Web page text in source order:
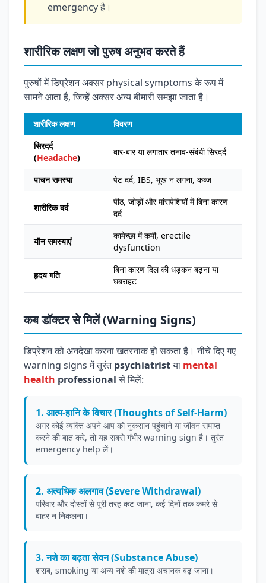
emergency है।
शारीरिक लक्षण जो पुरुष अनुभव करते हैं
पुरुषों में डिप्रेशन अक्सर physical symptoms के रूप में
सामने आता है, जिन्हें अक्सर अन्य बीमारी समझा जाता है।
शारीरिक लक्षण
विवरण
सिरदर्द
(Headache)
बार-बार या लगातार तनाव-संबंधी सिरदर्द
पाचन समस्या पेट दर्द, IBS, भूख न लगना, कब्ज़
शारीरिक दर्द
पीठ, जोड़ों और मांसपेशियों में बिना कारण
दर्द
यौन समस्याएं
कामेच्छा में कमी, erectile
dysfunction
हृदय गति
बिना कारण दिल की धड़कन बढ़ना या
घबराहट
कब डॉक्टर से मिलें (Warning Signs)
डिप्रेशन को अनदेखा करना खतरनाक हो सकता है। नीचे दिए गए
warning signs में तुरंतpsychiatristया mental
health professionalसे मिलें:
1. आत्म-हानि के विचार (Thoughts of Self-Harm)
अगर कोई व्यक्ति अपने आप को नुकसान पहुंचाने या जीवन समाप्त
करने की बात करे, तो यह सबसे गंभीर warning sign है। तुरंत
emergency help लें।
2. अत्यधिक अलगाव (Severe Withdrawal)
परिवार और दोस्तों से पूरी तरह कट जाना, कई दिनों तक कमरे से
बाहर न निकलना।
3. नशे का बढ़ता सेवन (Substance Abuse)
शराब, smoking या अन्य नशे की मात्रा अचानक बढ़ जाना।